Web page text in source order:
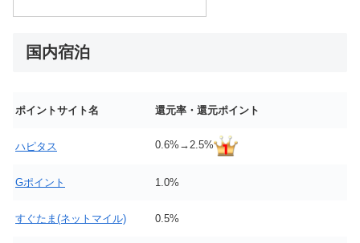
国内宿泊
ポイントサイト名 還元率・還元ポイント
ハピタス 0.6%→2.5%
Gポイント 1.0%
すぐたま(ネットマイル) 0.5%